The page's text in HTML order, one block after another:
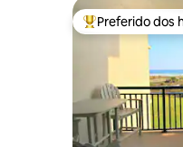
Entre os
Preferido dos